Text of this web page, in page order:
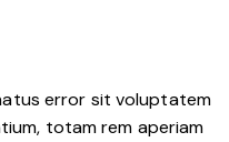
error sit voluptatem
totam rem aperiam